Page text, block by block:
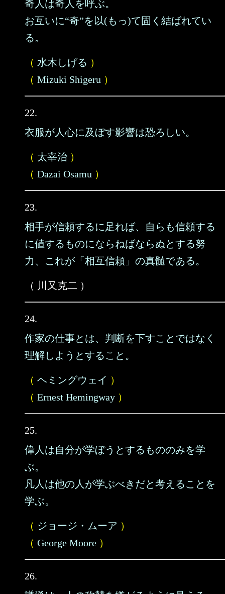
奇人は奇人を呼ぶ。
お互いに“奇”を以(もっ)て固く結ばれてい
る。
（ 水木しげる ）
（ Mizuki Shigeru ）
22.
衣服が人心に及ぼす影響は恐ろしい。
（ 太宰治 ）
（ Dazai Osamu ）
23.
相手が信頼するに足れば、自らも信頼する
に値するものにならねばならぬとする努
力、これが「相互信頼」の真髄である。
（ 川又克二 ）
24.
作家の仕事とは、判断を下すことではなく
理解しようとすること。
（ ヘミングウェイ ）
（ Ernest Hemingway ）
25.
偉人は自分が学ぼうとするもののみを学
ぶ。
凡人は他の人が学ぶべきだと考えることを
学ぶ。
（ ジョージ・ムーア ）
（ George Moore ）
26.